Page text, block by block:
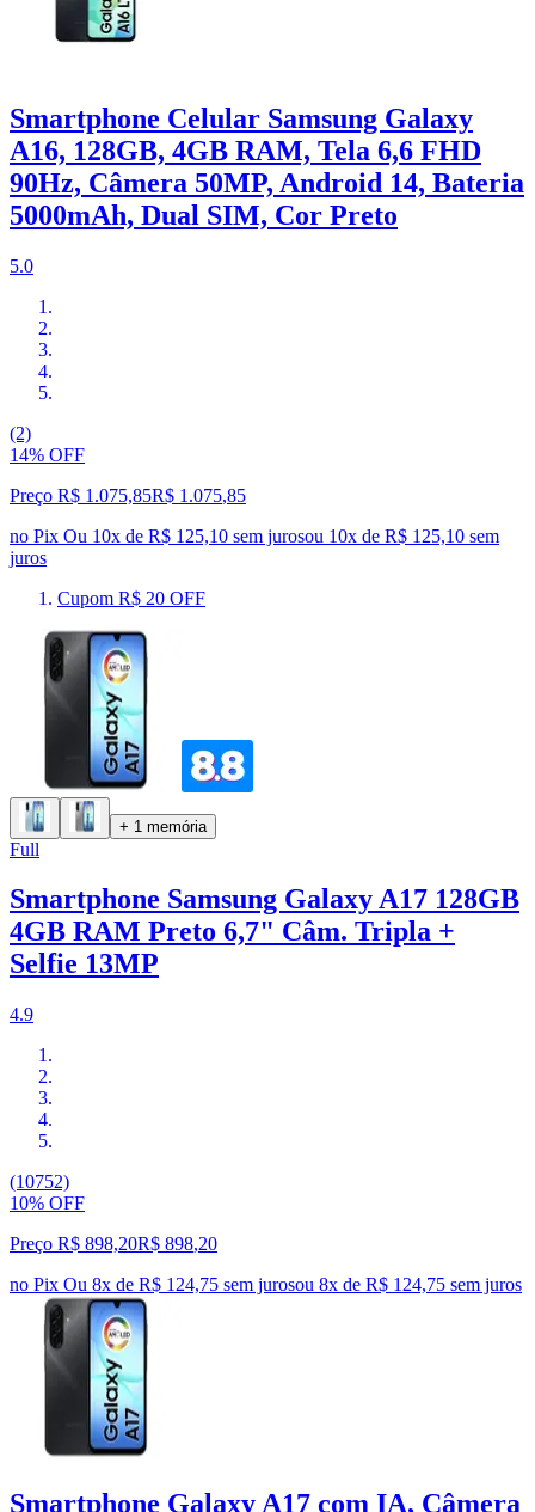
Smartphone Celular Samsung Galaxy
A16, 128GB, 4GB RAM, Tela 6,6 FHD
90Hz, Câmera 50MP, Android 14, Bateria
5000mAh, Dual SIM, Cor Preto
5.0
(2)
14% OFF
Preço R$ 1.075,85R$ 1.075,85
no Pix Ou 10x de R$ 125,10 sem jurosou 10x de R$ 125,10 sem
juros
Cupom R$ 20 OFF
+ 1 memória
Full
Smartphone Samsung Galaxy A17 128GB
4GB RAM Preto 6,7" Câm. Tripla +
Selfie 13MP
4.9
(10752)
10% OFF
Preço R$ 898,20R$ 898,20
no Pix Ou 8x de R$ 124,75 sem jurosou 8x de R$ 124,75 sem juros
Smartphone Galaxy A17 com IA, Câmera